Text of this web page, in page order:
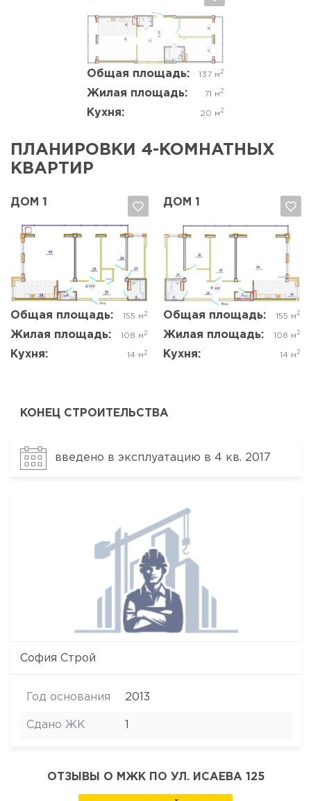
Общая площадь: 137 м 2
Жилая площадь: 71 м 2
Кухня: 20 м 2
Отмена
ПЛАНИРОВКИ 4-КОМНАТНЫХ
КВАРТИР
ДОМ 1
Общая площадь: 155 м 2
Жилая площадь: 108 м 2
Кухня: 14 м 2
Да, удалить Отмена
ДОМ 1
Общая площадь: 155 м 2
Жилая площадь: 108 м 2
Кухня: 14 м 2
Да, удалить
КОНЕЦ СТРОИТЕЛЬСТВА
введено в эксплуатацию в 4 кв. 2017
София Строй
Год основания 2013
Сдано ЖК
ОТЗЫВЫ О МЖК ПО УЛ. ИСАЕВА 125